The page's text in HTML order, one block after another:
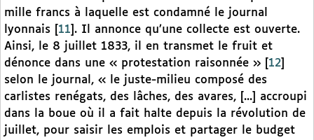
mille francs à laquelle est condamné le journal
lyonnais
11 . Il annonce qu’une collecte est ouverte.
Ainsi, le 8 juillet 1833, il en transmet le fruit et
dénonce dans une « protestation raisonnée »
12
selon le journal, « le juste-milieu composé des
carlistes renégats, des lâches, des avares, [...] accroupi
dans la boue où il a fait halte depuis la révolution de
juillet, pour saisir les emplois et partager le budget